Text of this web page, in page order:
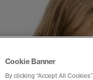
Cookie Banner
By clicking “Accept All